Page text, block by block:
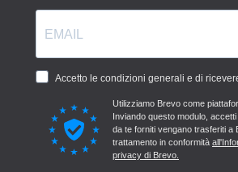
Accetto le condizioni generali e di
Utilizziamo Brevo come
Inviando questo modulo,
da te forniti vengano trasferiti a
trattamento in conformità
privacy di Brevo.